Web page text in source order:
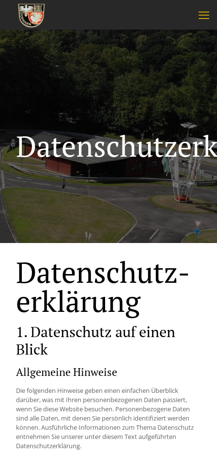
Datenschutz­
erklärung
1. Datenschutz auf einen
Blick
Allgemeine Hinweise
Die folgenden Hinweise geben einen einfachen Überblick
darüber, was mit Ihren personenbezogenen Daten passiert,
wenn Sie diese Website besuchen. Personenbezogene Daten
sind alle Daten, mit denen Sie persönlich identifiziert werden
können. Ausführliche Informationen zum Thema Datenschutz
entnehmen Sie unserer unter diesem Text aufgeführten
Datenschutzerklärung.